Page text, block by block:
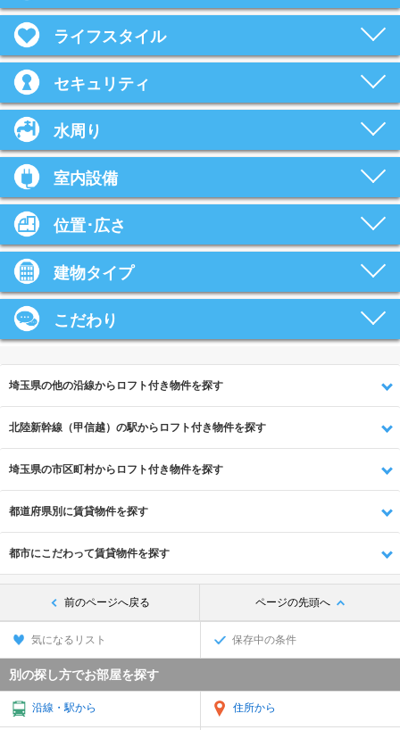
ライフスタイル
セキュリティ
水周り
室内設備
位置･広さ
建物タイプ
こだわり
埼玉県の他の沿線からロフト付き物件を探す
北陸新幹線（甲信越）の駅からロフト付き物件を探す
埼玉県の市区町村からロフト付き物件を探す
都道府県別に賃貸物件を探す
都市にこだわって賃貸物件を探す
前のページへ戻る ページの先頭へ
気になるリスト 保存中の条件
別の探し方でお部屋を探す
沿線・駅から 住所から